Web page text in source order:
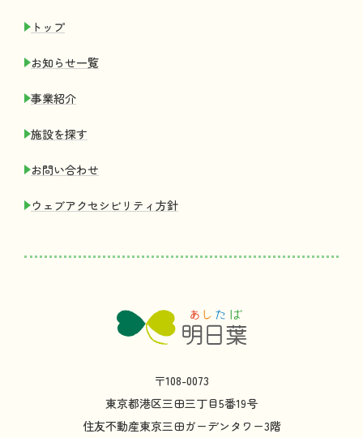
トップ
お知 らせ一覧
事業紹介
施設を探す
お問い合わせ
ウェブアクセシビリティ 方針
〒108-0073
東京都港区三田三丁目5番19号
住友不動産東京三田ガーデンタワー3階